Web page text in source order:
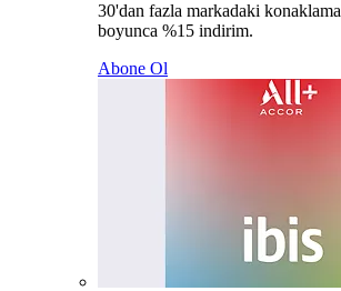
30'dan fazla markadaki
boyunca %15 indirim.
Abone Ol